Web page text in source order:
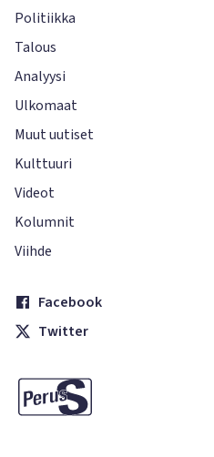
Politiikka
Talous
Analyysi
Ulkomaat
Muut uutiset
Kulttuuri
Videot
Kolumnit
Viihde
Facebook
Twitter